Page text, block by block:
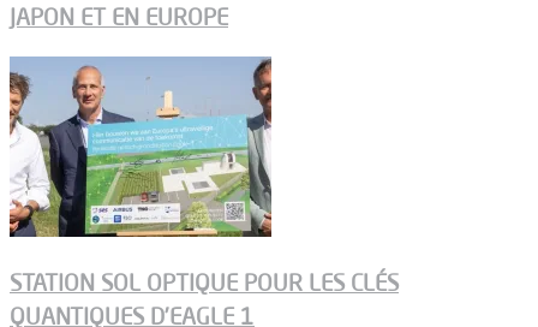
JAPON ET EN EUROPE
STATION SOL OPTIQUE POUR LES CLÉS
QUANTIQUES D’EAGLE 1